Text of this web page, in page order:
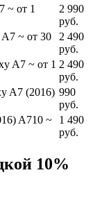
~ от 1
2 990
руб.
A7 ~ от 30
2 490
руб.
A7 ~ от 1 2 490
руб.
A7 (2016) 990
руб.
A710 ~
1 490
руб.
10%